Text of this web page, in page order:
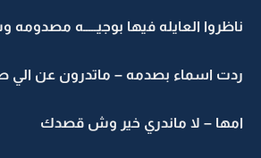
ناظروا العايله فيها بوجيـــــه
ردت اسماء بصدمه – ماتدرون عن الي
امها – لا ماندري خير وش قصدك